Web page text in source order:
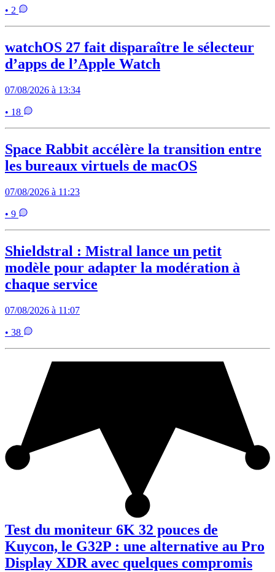
• 2
watchOS 27 fait disparaître le sélecteur
d’apps de l’Apple Watch
07/08/2026 à 13:34
• 18
Space Rabbit accélère la transition entre
les bureaux virtuels de macOS
07/08/2026 à 11:23
• 9
Shieldstral : Mistral lance un petit
modèle pour adapter la modération à
chaque service
07/08/2026 à 11:07
• 38
Test du moniteur 6K 32 pouces de
Kuycon, le G32P : une alternative au Pro
Display XDR avec quelques compromis